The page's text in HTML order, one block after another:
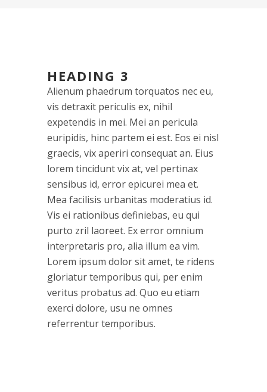
HEADING 3
Alienum phaedrum torquatos nec eu,
vis detraxit periculis ex, nihil
expetendis in mei. Mei an pericula
euripidis, hinc partem ei est. Eos ei nisl
graecis, vix aperiri consequat an. Eius
lorem tincidunt vix at, vel pertinax
sensibus id, error epicurei mea et.
Mea facilisis urbanitas moderatius id.
Vis ei rationibus definiebas, eu qui
purto zril laoreet. Ex error omnium
interpretaris pro, alia illum ea vim.
Lorem ipsum dolor sit amet, te ridens
gloriatur temporibus qui, per enim
veritus probatus ad. Quo eu etiam
exerci dolore, usu ne omnes
referrentur temporibus.